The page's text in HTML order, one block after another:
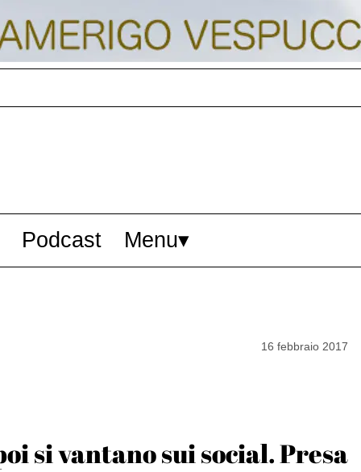
Podcast Menu
16 febbraio 2017
si vantano sui social. Presa